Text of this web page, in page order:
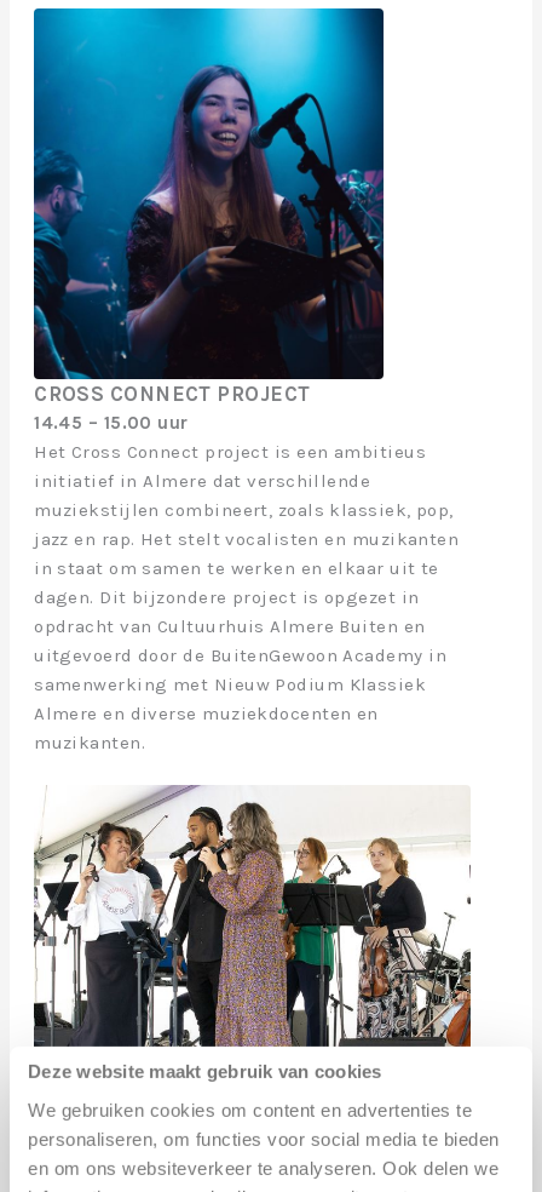
Deze website maakt gebruik van cookies
We gebruiken cookies om content en advertenties te
personaliseren, om functies voor social media te bieden
en om ons websiteverkeer te analyseren. Ook delen we
CROSS CONNECT PROJECT
14.45 – 15.00 uur
Het Cross Connect project is een ambitieus
initiatief in Almere dat verschillende
muziekstijlen combineert, zoals klassiek, pop,
jazz en rap. Het stelt vocalisten en muzikanten
in staat om samen te werken en elkaar uit te
dagen. Dit bijzondere project is opgezet in
opdracht van Cultuurhuis Almere Buiten en
uitgevoerd door de BuitenGewoon Academy in
samenwerking met Nieuw Podium Klassiek
Almere en diverse muziekdocenten en
muzikanten.
Familievoorstelling | 15.15 – 16.00 uur
Het Cultuurhuis en het Erfgoedhuis
presenteren gezamenlijk een bijzondere